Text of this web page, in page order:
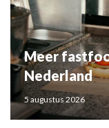
Meer
Nederland
5 augustus 2026